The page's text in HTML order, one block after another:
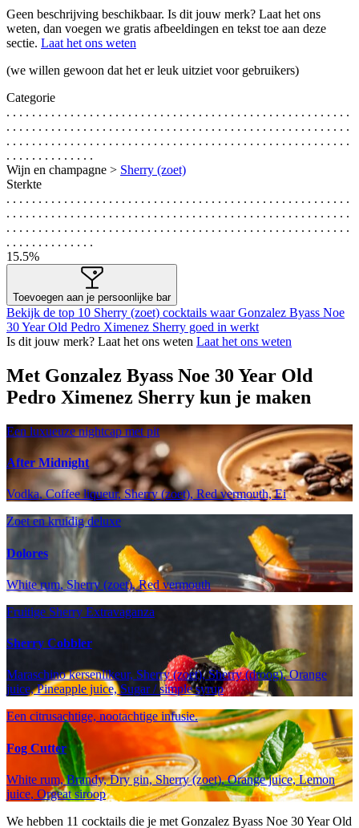
Geen beschrijving beschikbaar. Is dit jouw merk? Laat het ons
weten, dan voegen we gratis afbeeldingen en tekst toe aan deze
sectie. Laat het ons weten
(we willen gewoon dat het er leuk uitziet voor gebruikers)
Categorie
. . . . . . . . . . . . . . . . . . . . . . . . . . . . . . . . . . . . . . . . . . . . . . . . . . . . . .
. . . . . . . . . . . . . . . . . . . . . . . . . . . . . . . . . . . . . . . . . . . . . . . . . . . . . .
. . . . . . . . . . . . . . . . . . . . . . . . . . . . . . . . . . . . . . . . . . . . . . . . . . . . . .
. . . . . . . . . . . . . .
Wijn en champagne > Sherry (zoet)
Sterkte
. . . . . . . . . . . . . . . . . . . . . . . . . . . . . . . . . . . . . . . . . . . . . . . . . . . . . .
. . . . . . . . . . . . . . . . . . . . . . . . . . . . . . . . . . . . . . . . . . . . . . . . . . . . . .
. . . . . . . . . . . . . . . . . . . . . . . . . . . . . . . . . . . . . . . . . . . . . . . . . . . . . .
. . . . . . . . . . . . . .
15.5%
Toevoegen aan je persoonlijke bar
Bekijk de top 10 Sherry (zoet) cocktails waar Gonzalez Byass Noe
30 Year Old Pedro Ximenez Sherry goed in werkt
Is dit jouw merk? Laat het ons weten Laat het ons weten
Met Gonzalez Byass Noe 30 Year Old
Pedro Ximenez Sherry kun je maken
Een luxueuze nightcap met pit
After Midnight
Vodka, Coffee liqueur, Sherry (zoet), Red vermouth, Ei
Zoet en kruidig deluxe
Dolores
White rum, Sherry (zoet), Red vermouth
Fruitige Sherry Extravaganza
Sherry Cobbler
Maraschino kersenlikeur, Sherry (zoet), Sherry (droog), Orange
juice, Pineapple juice, Sugar / simple syrup
Een citrusachtige, nootachtige infusie.
Fog Cutter
White rum, Brandy, Dry gin, Sherry (zoet), Orange juice, Lemon
juice, Orgeat siroop
We hebben 11 cocktails die je met Gonzalez Byass Noe 30 Year Old